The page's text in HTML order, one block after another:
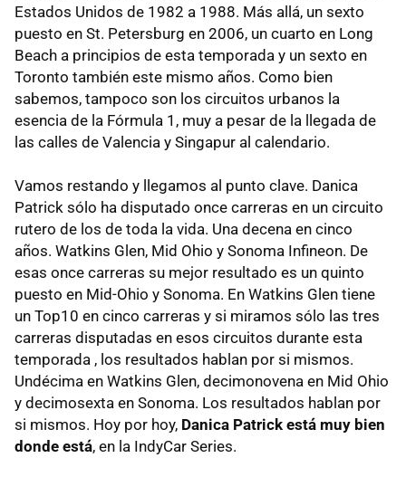
Estados Unidos de 1982 a 1988. Más allá, un sexto
puesto en St. Petersburg en 2006, un cuarto en Long
Beach a principios de esta temporada y un sexto en
Toronto también este mismo años. Como bien
sabemos, tampoco son los circuitos urbanos la
esencia de la Fórmula 1, muy a pesar de la llegada de
las calles de Valencia y Singapur al calendario.
Vamos restando y llegamos al punto clave. Danica
Patrick sólo ha disputado once carreras en un circuito
rutero de los de toda la vida. Una decena en cinco
años. Watkins Glen, Mid Ohio y Sonoma Infineon. De
esas once carreras su mejor resultado es un quinto
puesto en Mid-Ohio y Sonoma. En Watkins Glen tiene
un Top10 en cinco carreras y si miramos sólo las tres
carreras disputadas en esos circuitos durante esta
temporada , los resultados hablan por si mismos.
Undécima en Watkins Glen, decimonovena en Mid Ohio
y decimosexta en Sonoma. Los resultados hablan por
si mismos. Hoy por hoy, Danica Patrick está muy bien
donde está, en la IndyCar Series.